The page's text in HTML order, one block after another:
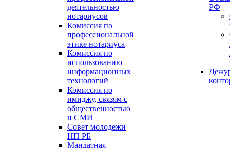
деятельностью
нотариусов
Комиссия по
профессиональной
этике нотариуса
Комиссия по
использованию
информационных
технологий
Комиссия по
имиджу, связям с
общественностью
и СМИ
Совет молодежи
НП РБ
Мандатная
РФ